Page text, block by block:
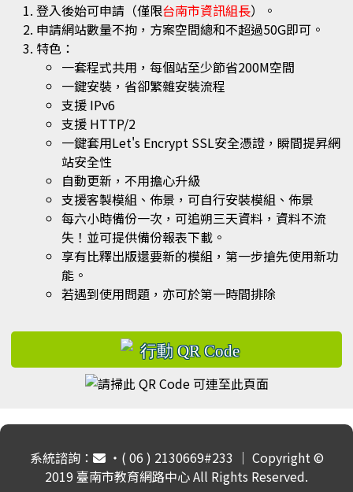
登入後始可申請（僅限台南市資訊組長）。
申請網站數量不拘，方案空間總和不超過50G即可。
特色：
一套程式共用，每個站至少節省200M空間
一鍵安裝，省卻繁雜安裝流程
支援 IPv6
支援 HTTP/2
一鍵套用Let's Encrypt SSL安全憑證，瞬間提昇網
站安全性
自動更新，不用擔心升級
支援客製模組、佈景，可自行安裝模組、佈景
每六小時備份一次，可追朔三天資料，資料不流
失！並可提供備份報表下載。
享有比釋出版還要新的模組，第一步搶先使用新功
能。
若遇到使用問題，亦可於第一時間排除
系統諮詢：
‧( 06 ) 2130669#233 ｜ Copyright ©
2019 臺南市教育網路中心 All Rights Reserved.